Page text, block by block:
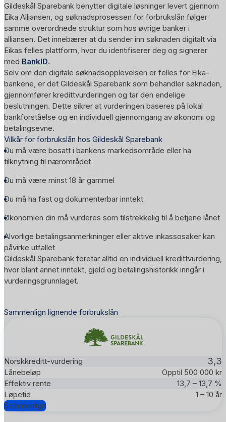
Gildeskål Sparebank benytter digitale løsninger levert gjennom
Eika Alliansen, og søknadsprosessen for forbrukslån følger
samme overordnede struktur som hos øvrige banker i
alliansen. Det innebærer at du sender inn søknaden digitalt via
Eikas felles plattform, hvor du identifiserer deg og signerer
med BankID.
Selv om den digitale søknadsopplevelsen er felles for Eika-
bankene, er det Gildeskål Sparebank som behandler søknaden,
gjennomfører kredittvurderingen og tar den endelige
beslutningen. Dette sikrer at vurderingen baseres på lokal
bankforståelse og en individuell gjennomgang av økonomi og
betalingsevne.
Vilkår for forbrukslån hos Gildeskål Sparebank
Du må være bosatt i bankens markedsområde eller ha
tilknytning til nærområdet
Du må være minst 18 år gammel
Du må ha fast og dokumenterbar inntekt
Økonomien din må vurderes som tilstrekkelig til å betjene lånet
Alvorlige betalingsanmerkninger eller aktive inkassosaker kan
påvirke utfallet
Gildeskål Sparebank foretar alltid en individuell kredittvurdering,
hvor blant annet inntekt, gjeld og betalingshistorikk inngår i
vurderingsgrunnlaget.
Sammenlign lignende forbrukslån
3,3
Opptil 500 000 kr
13,7 – 13,7 %
1 – 10 år
Sammenlign